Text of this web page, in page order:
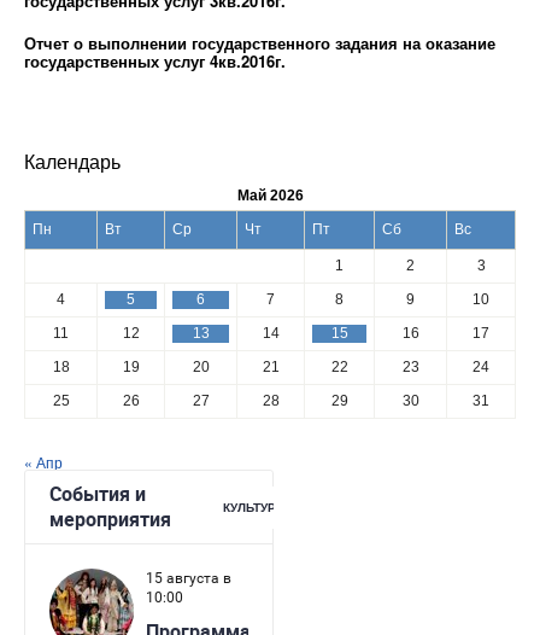
Отчет о выполнении государственного задания на оказание
государственных услуг 4кв.2016г.
Календарь
Май 2026
Пн
Вт Ср Чт Пт Сб Вс
1 2
3
4
5 6 7 8 9
10
11
12 13 14 15 16
17
18
19 20 21 22 23
24
25
26 27 28 29 30 31
« Апр